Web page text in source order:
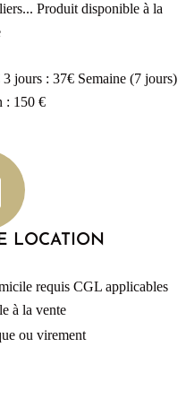
Produit disponible à la
jours : 37€ Semaine (7 jours)
: 150 €
LOCATION
requis CGL applicables
à la vente
ou virement